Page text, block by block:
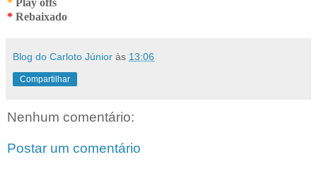
* Play offs
* Rebaixado
Blog do Carloto Júnior às 13:06
Compartilhar
Nenhum comentário:
Postar um comentário